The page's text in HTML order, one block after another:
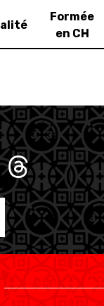
SHOP
ÉTHIQUE ET
INTÉGRITÉ
Formée
en CH